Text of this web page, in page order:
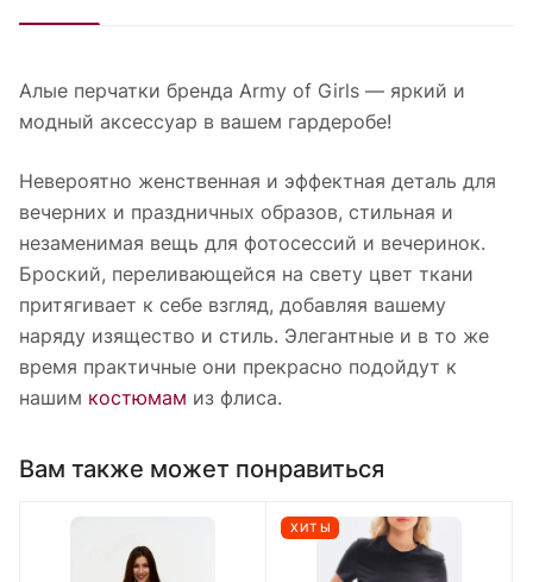
Алые перчатки бренда Army of Girls — яркий и
модный аксессуар в вашем гардеробе!
Невероятно женственная и эффектная деталь для
вечерних и праздничных образов, стильная и
незаменимая вещь для фотосессий и вечеринок.
Броский, переливающейся на свету цвет ткани
притягивает к себе взгляд, добавляя вашему
наряду изящество и стиль. Элегантные и в то же
время практичные они прекрасно подойдут к
нашим костюмам из флиса.
Вам также может понравиться
ХИТЫ